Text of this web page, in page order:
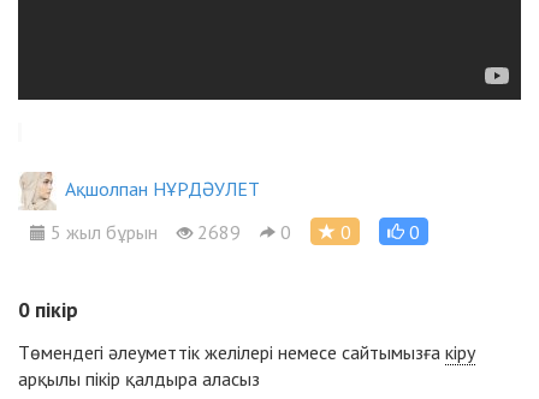
Ақшолпан НҰРДӘУЛЕТ
5 жыл бұрын
2689 0 0 0
0 пікір
Төмендегі әлеуметтік желілері немесе сайтымызға кіру
арқылы пікір қалдыра аласыз